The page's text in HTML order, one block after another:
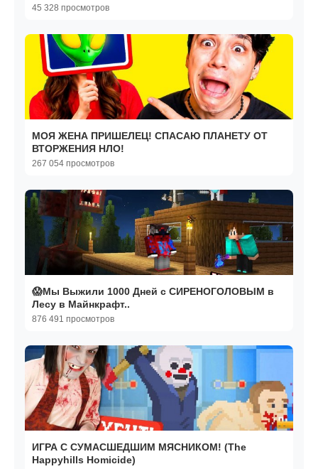
45 328 просмотров
МОЯ ЖЕНА ПРИШЕЛЕЦ! СПАСАЮ ПЛАНЕТУ ОТ
ВТОРЖЕНИЯ НЛО!
267 054 просмотров
😱Мы Выжили 1000 Дней с СИРЕНОГОЛОВЫМ в
Лесу в Майнкрафт..
876 491 просмотров
ИГРА С СУМАСШЕДШИМ МЯСНИКОМ! (The
Happyhills Homicide)